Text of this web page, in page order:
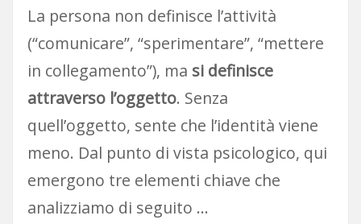
La persona non definisce l’attività
(“comunicare”, “sperimentare”, “mettere
in collegamento”), ma si definisce
attraverso l’oggetto. Senza
quell’oggetto, sente che l’identità viene
meno. Dal punto di vista psicologico, qui
emergono tre elementi chiave che
analizziamo di seguito …